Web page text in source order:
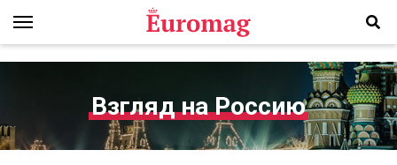
Взгляд на Россию